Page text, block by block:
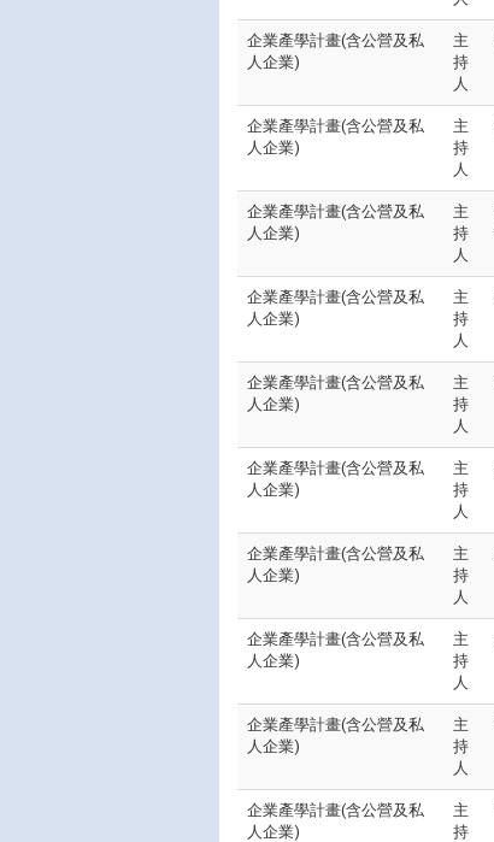
企業產學計畫(含公營及私
人企業)
主
持
人
企業產學計畫(含公營及私
人企業)
主
持
人
企業產學計畫(含公營及私
人企業)
主
持
人
企業產學計畫(含公營及私
人企業)
主
持
人
企業產學計畫(含公營及私
人企業)
主
持
人
企業產學計畫(含公營及私
人企業)
主
持
人
企業產學計畫(含公營及私
人企業)
主
持
人
企業產學計畫(含公營及私
人企業)
主
持
人
企業產學計畫(含公營及私
人企業)
主
持
人
企業產學計畫(含公營及私
人企業)
主
持